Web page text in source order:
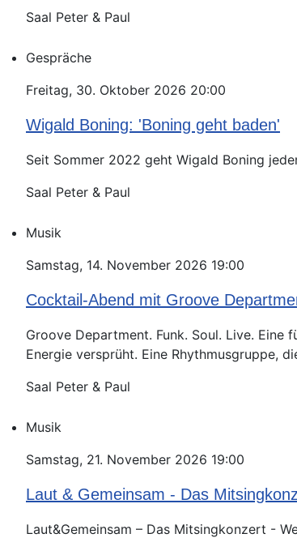
Saal Peter & Paul
Gespräche
Freitag, 30. Oktober 2026 20:00
Wigald Boning: 'Boning geht baden'
Seit Sommer 2022 geht Wigald Boning
Saal Peter & Paul
Musik
Samstag, 14. November 2026 19:00
Cocktail-Abend mit Groove
Groove Department. Funk. Soul. Live.
Energie versprüht. Eine Rhythmusgruppe,
Saal Peter & Paul
Musik
Samstag, 21. November 2026 19:00
Laut & Gemeinsam - Das
Laut&Gemeinsam – Das Mitsingkonzert -